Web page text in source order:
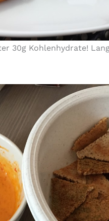
30g Kohlenhydrate!